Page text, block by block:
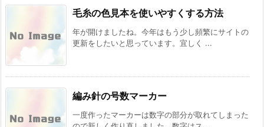
毛糸の色見本を使いやすくする方法
年が開けましたね。今年はもう少し頻繁にサイトの
更新をしたいと思っています。宜しく ...
編み針の号数マーカー
一度作ったマーカーは数字の部分が取れてしまった